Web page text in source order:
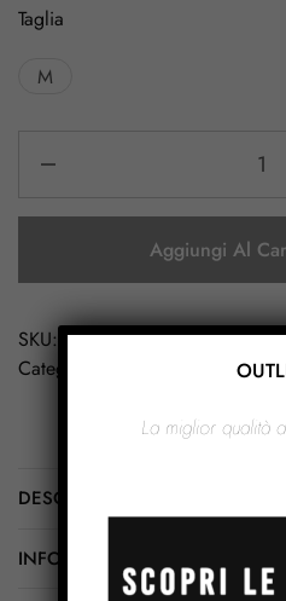
Taglia
M
Aggiungi Al
SKU:
DB090
Categoria:
Cloche Donna
DESCRIZIONE
INFORMAZIONI AGGIUNTIVE
La miglior qualità